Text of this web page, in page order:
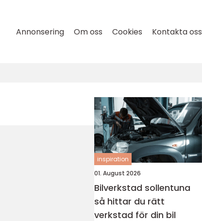
Annonsering Om oss Cookies Kontakta oss
inspiration
01. August 2026
Bilverkstad sollentuna
så hittar du rätt
verkstad för din bil